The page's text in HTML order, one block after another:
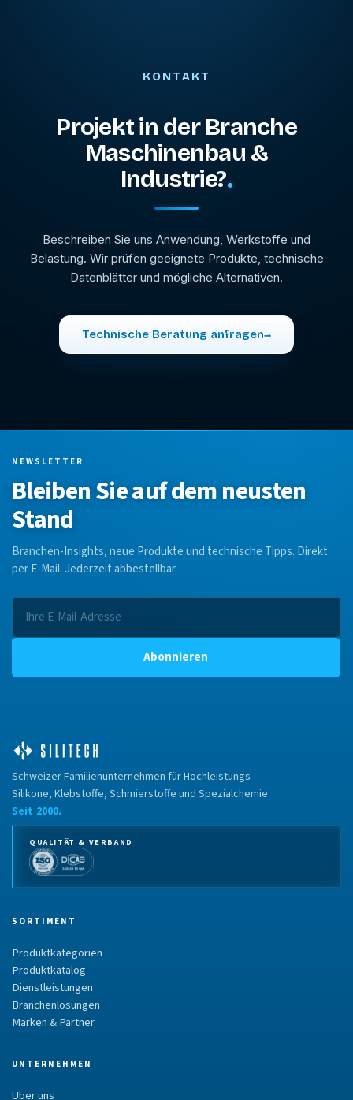
KONTAKT
Projekt in der Branche
Maschinenbau &
Industrie?
Beschreiben Sie uns Anwendung, Werkstoffe und
Belastung. Wir prüfen geeignete Produkte, technische
Datenblätter und mögliche Alternativen.
Technische Beratung anfragen→
NEWSLETTER
Bleiben Sie auf dem neusten
Stand
Branchen-Insights, neue Produkte und technische Tipps. Direkt
per E-Mail. Jederzeit abbestellbar.
Abonnieren
Schweizer Familienunternehmen für Hochleistungs-
Silikone, Klebstoffe, Schmierstoffe und Spezialchemie.
Seit 2000.
QUALITÄT & VERBAND
SORTIMENT
Produktkategorien
Produktkatalog
Dienstleistungen
Branchenlösungen
Marken & Partner
UNTERNEHMEN
Über uns